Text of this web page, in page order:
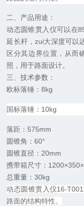
二、产品用途：
动态圆锥贯入仪可以在
延长杆，zui大深度可以
区分其边界位置，从而
照，用于路面设计。
三、技术参数：
欧标落锤：8kg
国标落锤：10kg
落距：575mm
圆锥角：60°
圆锥直径：20mm
携带箱尺寸：
总重量：30kg
动态圆锥贯入仪16-
路面的结构特性。